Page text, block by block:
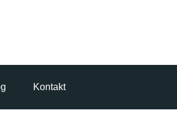
Kontakt